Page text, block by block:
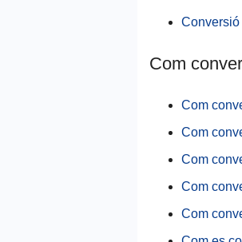
Com
Com
Com
Com
Com
Com